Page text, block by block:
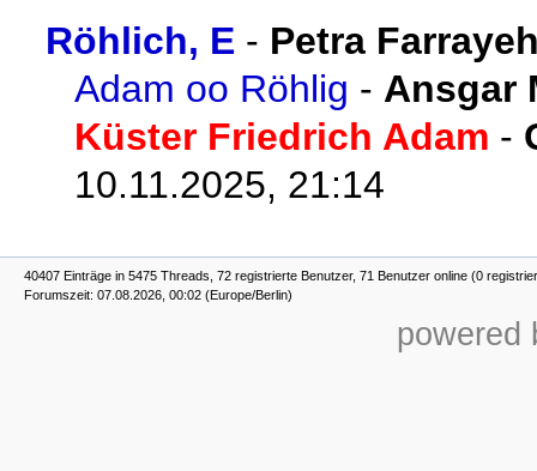
Röhlich, E - Petra
Adam oo Röhlig - Ansgar
Küster Friedrich Adam -
10.11.2025, 21:14
40407 Einträge in 5475 Threads, 72 registrierte Benutzer, 71 Benutzer online (0
Forumszeit: 07.08.2026, 00:02 (Europe/Berlin)
powered